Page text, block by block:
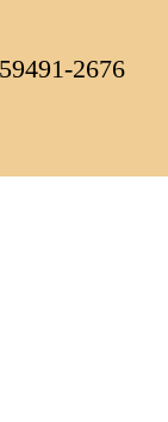
2676